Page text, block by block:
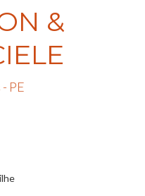
&
PE